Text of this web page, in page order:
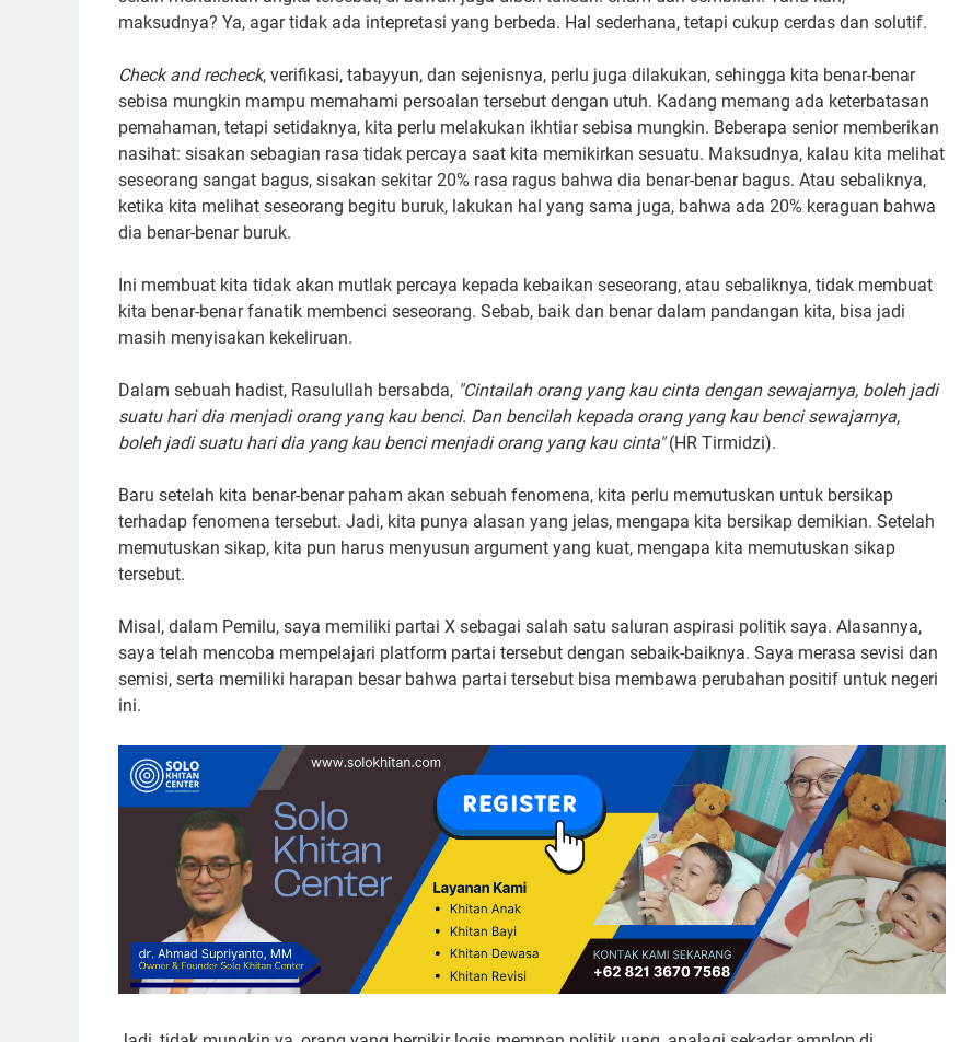
maksudnya? Ya, agar tidak ada intepretasi yang berbeda. Hal sederhana, tetapi cukup cerdas dan solutif.
Check and recheck, verifikasi, tabayyun, dan sejenisnya, perlu juga dilakukan, sehingga kita benar-benar
sebisa mungkin mampu memahami persoalan tersebut dengan utuh. Kadang memang ada keterbatasan
pemahaman, tetapi setidaknya, kita perlu melakukan ikhtiar sebisa mungkin. Beberapa senior memberikan
nasihat: sisakan sebagian rasa tidak percaya saat kita memikirkan sesuatu. Maksudnya, kalau kita melihat
seseorang sangat bagus, sisakan sekitar 20% rasa ragus bahwa dia benar-benar bagus. Atau sebaliknya,
ketika kita melihat seseorang begitu buruk, lakukan hal yang sama juga, bahwa ada 20% keraguan bahwa
dia benar-benar buruk.
Ini membuat kita tidak akan mutlak percaya kepada kebaikan seseorang, atau sebaliknya, tidak membuat
kita benar-benar fanatik membenci seseorang. Sebab, baik dan benar dalam pandangan kita, bisa jadi
masih menyisakan kekeliruan.
Dalam sebuah hadist, Rasulullah bersabda, "Cintailah orang yang kau cinta dengan sewajarnya, boleh jadi
suatu hari dia menjadi orang yang kau benci. Dan bencilah kepada orang yang kau benci sewajarnya,
boleh jadi suatu hari dia yang kau benci menjadi orang yang kau cinta"(HR Tirmidzi).
Baru setelah kita benar-benar paham akan sebuah fenomena, kita perlu memutuskan untuk bersikap
terhadap fenomena tersebut. Jadi, kita punya alasan yang jelas, mengapa kita bersikap demikian. Setelah
memutuskan sikap, kita pun harus menyusun argument yang kuat, mengapa kita memutuskan sikap
tersebut.
Misal, dalam Pemilu, saya memiliki partai X sebagai salah satu saluran aspirasi politik saya. Alasannya,
saya telah mencoba mempelajari platform partai tersebut dengan sebaik-baiknya. Saya merasa sevisi dan
semisi, serta memiliki harapan besar bahwa partai tersebut bisa membawa perubahan positif untuk negeri
ini.